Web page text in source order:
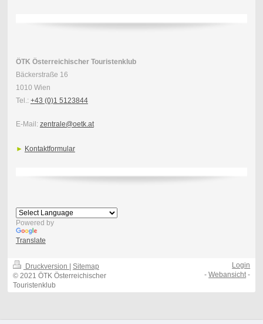
ÖTK Österreichischer Touristenklub
Bäckerstraße 16
1010 Wien
Tel.: +43 (0)1 5123844
E-Mail: zentrale@oetk.at
► Kontaktformular
Powered by
Translate
Druckversion | Sitemap
© 2021 ÖTK Österreichischer
Touristenklub
Login
-Webansicht -